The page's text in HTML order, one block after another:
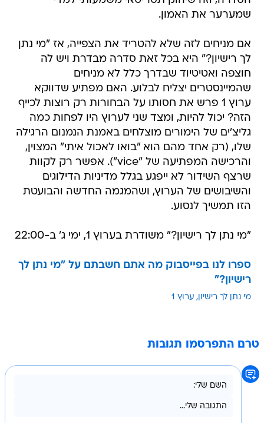
שמערער את האמון.
אם מניחים לזה שלא להטריד את הצפייה, אז "מי נתן
לך רישיון?" היא בכל זאת סדרה מבדרת ויש לה
חוצפה ואטיטיוד שבדרך כלל לא מניחים
שהמיינסטרים יצליח לבלוע. האם מפתיע שדווקא
ערוץ 1 פרש את חסותו על הבחורות רק רוצות לכייף
הזה? יכול להיות, ומצד שני לערוץ היו לפחות כמה
גליצ'ים של הימורים מוצלחים באמנת הנמנום הרגילה
שלו, (רק אחד מהם הוא "בואו לאכול איתי" המצוין,
והרכישה המפתיעה של "vice"). אפשר רק לקוות
שרצף השידור לא ייפגע בגלל מדיניות הדילוגים
והשיבושים של הערוץ, ושהמגמה החדשה והבועטת
הזו תמשיך לנסוע.
"מי נתן לך רישיון?" משודרת בערוץ 1, ימי ג' ב-22:00
ספרו לנו בפייסבוק מה אתם חשבתם על "מי נתן לך
רישיון?"
מי נתן לך רישיון ערוץ 1
טרם התפרסמו תגובות